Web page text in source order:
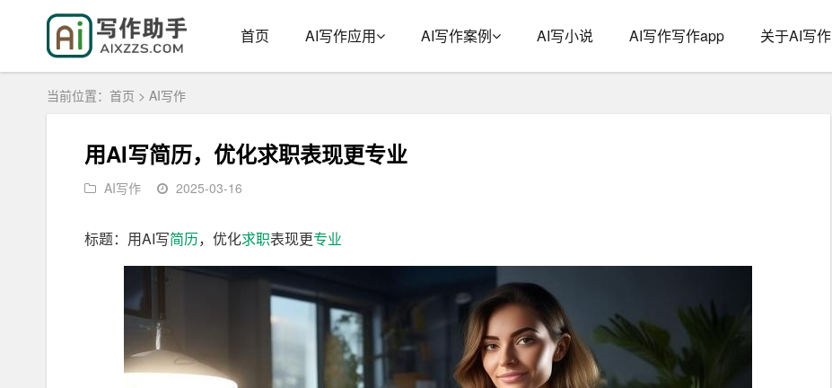
首页 AI写作应用 AI写作案例 AI写小说 AI写作写作app 关于AI写作
当前位置： 首页 > AI写作
用AI写简历，优化求职表现更专业
AI写作 2025-03-16
标题：用AI写简历，优化求职表现更专业